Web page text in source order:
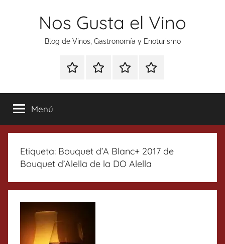
Nos Gusta el Vino
Blog de Vinos, Gastronomía y Enoturismo
Especial
Tonics
Enoturismo
Gastronomía
RankingContacto
Menú
Etiqueta: Bouquet d’A Blanc+ 2017 de
Bouquet d’Alella de la DO Alella